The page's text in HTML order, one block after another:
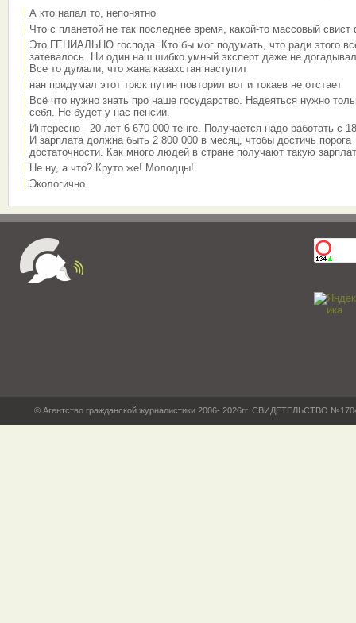
А кто напал то, непонятно
Что с планетой не так последнее время, какой-то массовый свист
Это ГЕНИАЛЬНО господа. Кто бы мог подумать, что ради этого
затевалось. Ни один наш шибко умный эксперт даже не
Все то думали, что жана казахстан наступит
нан придумал этот трюк путин повторил вот и токаев не отстает
Всё что нужно знать про наше государство. Надеяться нужно
себя. Не будет у нас пенсии.
Интересно - 20 лет 6 670 000 тенге. Получается надо работать с
И зарплата должна быть 2 800 000 в месяц, чтобы достичь порога
достаточности. Как много людей в стране получают такую
Не ну, а что? Круто же! Молодцы!
Экологично
© Агентство гражданской журналистики 2006- 2026гг. СВИДЕТЕЛЬСТВО